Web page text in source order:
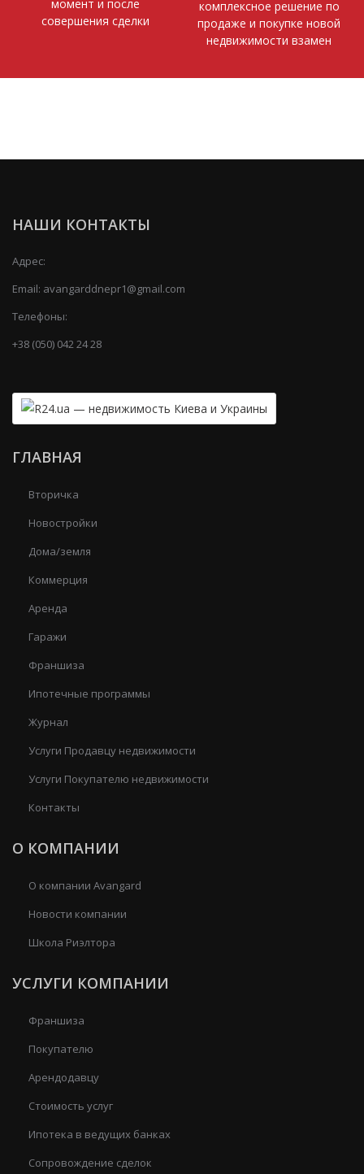
момент и после
совершения сделки
комплексное решение по
продаже и покупке новой
недвижимости взамен
НАШИ КОНТАКТЫ
Адрес:
Email: avangarddnepr1@gmail.com
Телефоны:
+38 (050) 042 24 28
ГЛАВНАЯ
Вторичка
Новостройки
Дома/земля
Коммерция
Аренда
Гаражи
Франшиза
Ипотечные программы
Журнал
Услуги Продавцу недвижимости
Услуги Покупателю недвижимости
Контакты
О КОМПАНИИ
О компании Avangard
Новости компании
Школа Риэлтора
УСЛУГИ КОМПАНИИ
Франшиза
Покупателю
Арендодавцу
Стоимость услуг
Ипотека в ведущих банках
Сопровождение сделок